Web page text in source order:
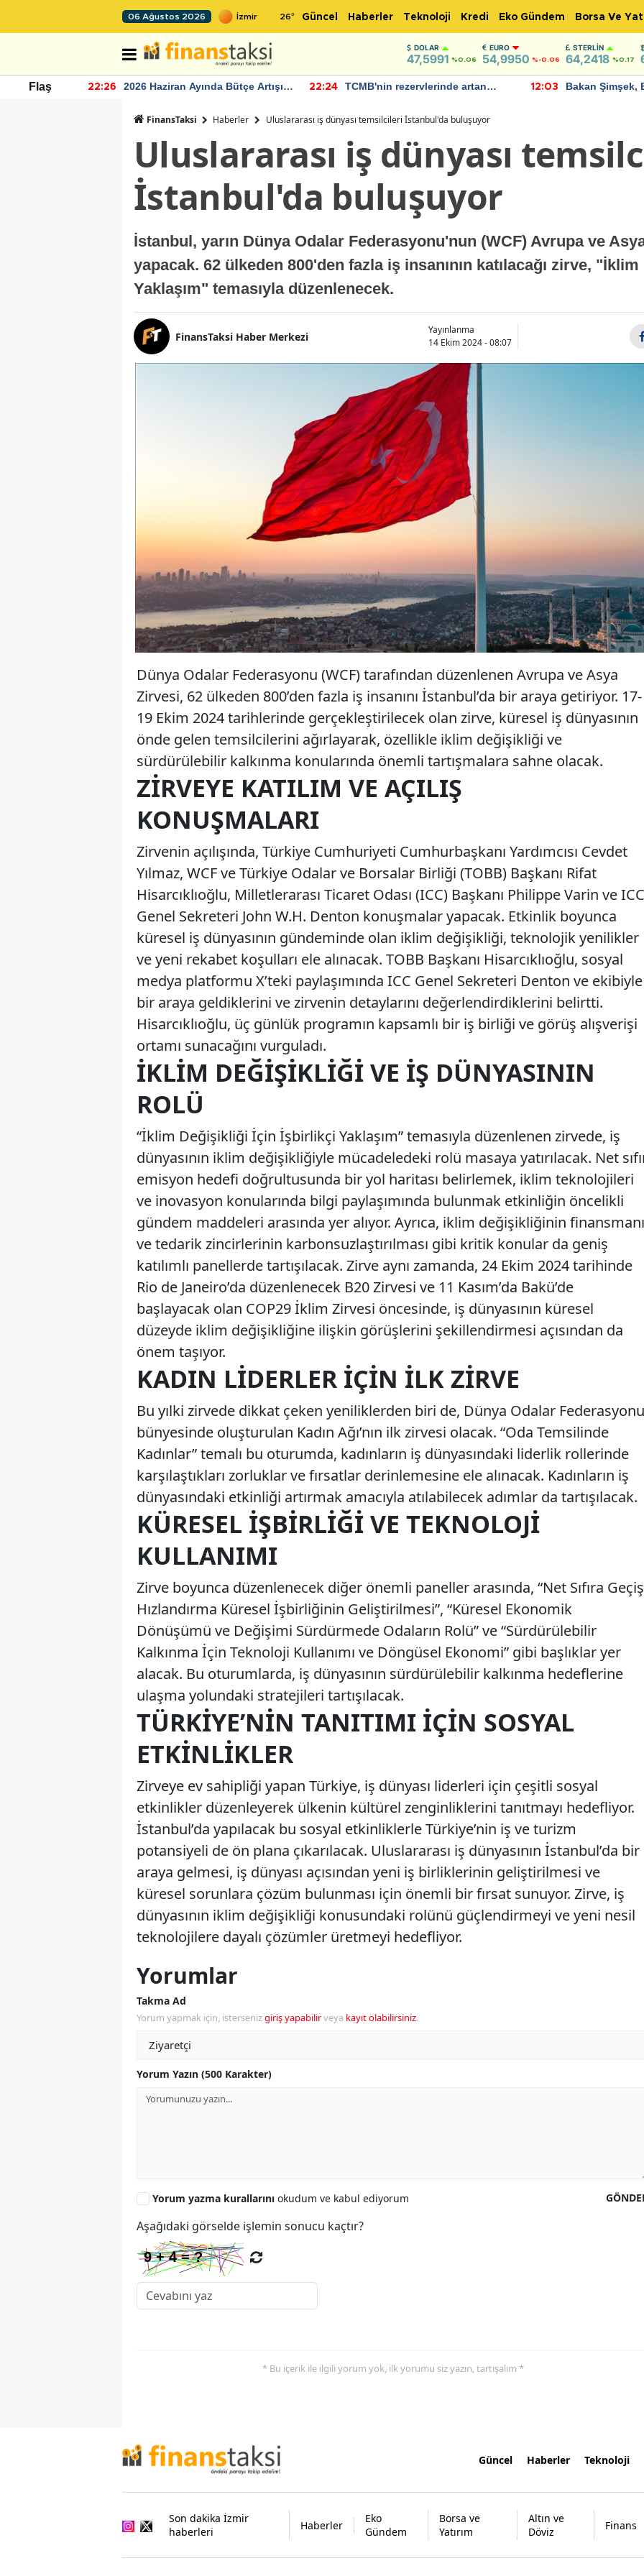
06 Ağustos 2026 26° Güncel Haberler Teknoloji Kredi Eko Gündem Borsa Ve
DOLAR
47,5991 %0.06
EURO
54,9950 %-0.06
STERLIN
64,2418 %0.17
Flaş 22:26
2026 Haziran Ayında Bütçe Artışı
22:24
TCMB'nin rezervlerinde artan
12:03
Bakan Şimşek,
FinansTaksi Haberler Uluslararası iş dünyası temsilcileri İstanbul'da buluşuyor
Uluslararası iş dünyası
İstanbul'da buluşuyor
İstanbul, yarın Dünya Odalar Federasyonu'nun (WCF) Avrupa ve
yapacak. 62 ülkeden 800'den fazla iş insanının katılacağı zirve,
Yaklaşım" temasıyla düzenlenecek.
FinansTaksi Haber Merkezi
Yayınlanma
14 Ekim 2024 - 08:07
Dünya Odalar Federasyonu (WCF) tarafından düzenlenen Avrupa ve Asya
Zirvesi, 62 ülkeden 800’den fazla iş insanını İstanbul’da bir araya getiriyor. 17-
19 Ekim 2024 tarihlerinde gerçekleştirilecek olan zirve, küresel iş dünyasının
önde gelen temsilcilerini ağırlayarak, özellikle iklim değişikliği ve
sürdürülebilir kalkınma konularında önemli tartışmalara sahne olacak.
ZIRVEYE KATILIM VE AÇILIŞ
KONUŞMALARI
Zirvenin açılışında, Türkiye Cumhuriyeti Cumhurbaşkanı Yardımcısı Cevdet
Yılmaz, WCF ve Türkiye Odalar ve Borsalar Birliği (TOBB) Başkanı Rifat
Hisarcıklıoğlu, Milletlerarası Ticaret Odası (ICC) Başkanı Philippe Varin ve ICC
Genel Sekreteri John W.H. Denton konuşmalar yapacak. Etkinlik boyunca
küresel iş dünyasının gündeminde olan iklim değişikliği, teknolojik yenilikler
ve yeni rekabet koşulları ele alınacak. TOBB Başkanı Hisarcıklıoğlu, sosyal
medya platformu X’teki paylaşımında ICC Genel Sekreteri Denton ve ekibiyle
bir araya geldiklerini ve zirvenin detaylarını değerlendirdiklerini belirtti.
Hisarcıklıoğlu, üç günlük programın kapsamlı bir iş birliği ve görüş alışverişi
ortamı sunacağını vurguladı.
İKLIM DEĞIŞIKLIĞI VE İŞ DÜNYASININ
ROLÜ
“İklim Değişikliği İçin İşbirlikçi Yaklaşım” temasıyla düzenlenen zirvede, iş
dünyasının iklim değişikliğiyle mücadeledeki rolü masaya yatırılacak. Net
emisyon hedefi doğrultusunda bir yol haritası belirlemek, iklim teknolojileri
ve inovasyon konularında bilgi paylaşımında bulunmak etkinliğin öncelikli
gündem maddeleri arasında yer alıyor. Ayrıca, iklim değişikliğinin finansmanı
ve tedarik zincirlerinin karbonsuzlaştırılması gibi kritik konular da geniş
katılımlı panellerde tartışılacak. Zirve aynı zamanda, 24 Ekim 2024 tarihinde
Rio de Janeiro’da düzenlenecek B20 Zirvesi ve 11 Kasım’da Bakü’de
başlayacak olan COP29 İklim Zirvesi öncesinde, iş dünyasının küresel
düzeyde iklim değişikliğine ilişkin görüşlerini şekillendirmesi açısından da
önem taşıyor.
KADIN LIDERLER İÇIN İLK ZIRVE
Bu yılki zirvede dikkat çeken yeniliklerden biri de, Dünya Odalar Federasyonu
bünyesinde oluşturulan Kadın Ağı’nın ilk zirvesi olacak. “Oda Temsilinde
Kadınlar” temalı bu oturumda, kadınların iş dünyasındaki liderlik rollerinde
karşılaştıkları zorluklar ve fırsatlar derinlemesine ele alınacak. Kadınların iş
dünyasındaki etkinliği artırmak amacıyla atılabilecek adımlar da tartışılacak.
KÜRESEL İŞBIRLIĞI VE TEKNOLOJI
KULLANIMI
Zirve boyunca düzenlenecek diğer önemli paneller arasında, “Net Sıfıra
Hızlandırma Küresel İşbirliğinin Geliştirilmesi”, “Küresel Ekonomik
Dönüşümü ve Değişimi Sürdürmede Odaların Rolü” ve “Sürdürülebilir
Kalkınma İçin Teknoloji Kullanımı ve Döngüsel Ekonomi” gibi başlıklar yer
alacak. Bu oturumlarda, iş dünyasının sürdürülebilir kalkınma hedeflerine
ulaşma yolundaki stratejileri tartışılacak.
TÜRKIYE’NIN TANITIMI İÇIN SOSYAL
ETKINLIKLER
Zirveye ev sahipliği yapan Türkiye, iş dünyası liderleri için çeşitli sosyal
etkinlikler düzenleyerek ülkenin kültürel zenginliklerini tanıtmayı hedefliyor.
İstanbul’da yapılacak bu sosyal etkinliklerle Türkiye’nin iş ve turizm
potansiyeli de ön plana çıkarılacak. Uluslararası iş dünyasının İstanbul’da bir
araya gelmesi, iş dünyası açısından yeni iş birliklerinin geliştirilmesi ve
küresel sorunlara çözüm bulunması için önemli bir fırsat sunuyor. Zirve, iş
dünyasının iklim değişikliği konusundaki rolünü güçlendirmeyi ve yeni nesil
teknolojilere dayalı çözümler üretmeyi hedefliyor.
Yorumlar
Takma Ad
Yorum yapmak için, istersenizgiriş yapabilirveya kayıt olabilirsiniz.
Yorum Yazın (500 Karakter)
Yorum yazma kurallarını okudum ve kabul ediyorum
Aşağıdaki görselde işlemin sonucu kaçtır?
* Bu içerik ile ilgili yorum yok, ilk yorumu siz yazın, tartışalım *
Güncel Haberler Teknoloji
Son dakika İzmir
haberleri
Haberler
Eko
Gündem
Borsa ve
Yatırım
Altın ve
Döviz
Finans